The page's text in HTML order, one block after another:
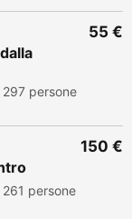
297 persone
55 €
261 persone
150 €